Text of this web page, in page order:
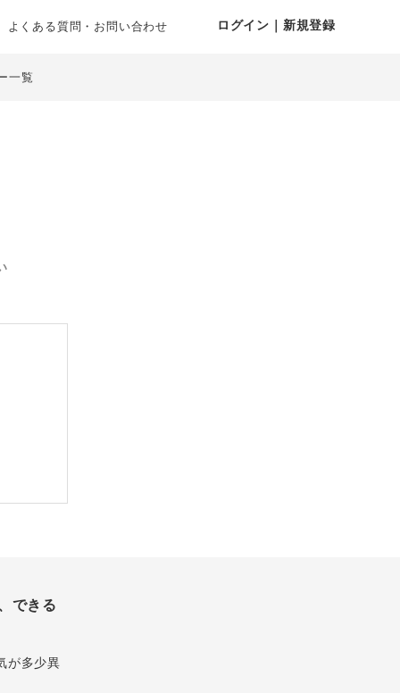
よくある質問・お問い合わせ ログイン｜新規登録
一覧
できる
が多少異